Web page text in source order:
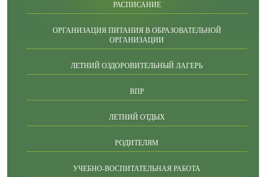
РАСПИСАНИЕ
ОРГАНИЗАЦИЯ ПИТАНИЯ В ОБРАЗОВАТЕЛЬНОЙ
ОРГАНИЗАЦИИ
ЛЕТНИЙ ОЗДОРОВИТЕЛЬНЫЙ ЛАГЕРЬ
ВПР
ЛЕТНИЙ ОТДЫХ
РОДИТЕЛЯМ
УЧЕБНО-ВОСПИТАТЕЛЬНАЯ РАБОТА